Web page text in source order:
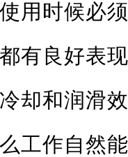
用时候必
有良好表
却和润滑
工作自然